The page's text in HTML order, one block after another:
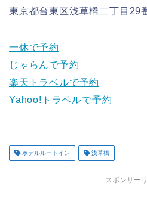
東京都台東区浅草橋二丁目29
一休で予約
じゃらんで予約
楽天トラベルで予約
Yahoo!トラベルで予約
ホテルルートイン 浅草橋
スポンサー